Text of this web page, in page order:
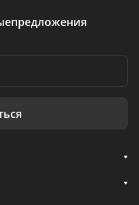
предложения